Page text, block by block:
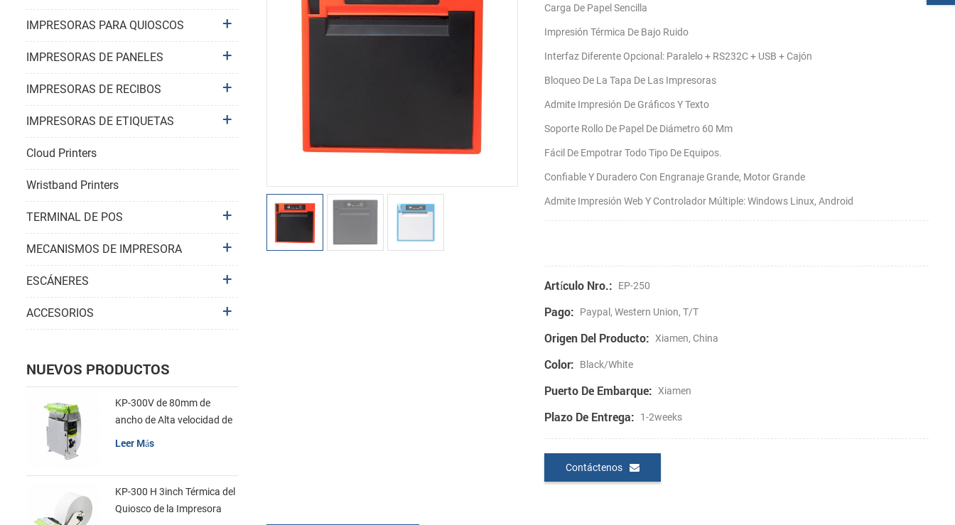
Carga De Papel Sencilla
Impresión Térmica De Bajo Ruido
Interfaz Diferente Opcional: Paralelo + RS232C + USB + Cajón
Bloqueo De La Tapa De Las Impresoras
Admite Impresión De Gráficos Y Texto
Soporte Rollo De Papel De Diámetro 60 Mm
Fácil De Empotrar Todo Tipo De Equipos.
Confiable Y Duradero Con Engranaje Grande, Motor Grande
Admite Impresión Web Y Controlador Múltiple: Windows Linux, Android
Artículo Nro.: EP-250
Pago: Paypal, Western Union, T/T
Origen Del Producto: Xiamen, China
Color: Black/White
Puerto De Embarque: Xiamen
Plazo De Entrega: 1-2weeks
Contáctenos
IMPRESORAS PARA QUIOSCOS
IMPRESORAS DE PANELES
IMPRESORAS DE RECIBOS
IMPRESORAS DE ETIQUETAS
Cloud Printers
Wristband Printers
TERMINAL DE POS
MECANISMOS DE IMPRESORA
ESCÁNERES
ACCESORIOS
NUEVOS PRODUCTOS
KP-300V de 80mm de
ancho de Alta velocidad de
la Impresora Térmica del
Leer Más
KP-300 H 3inch Térmica del
Quiosco de la Impresora